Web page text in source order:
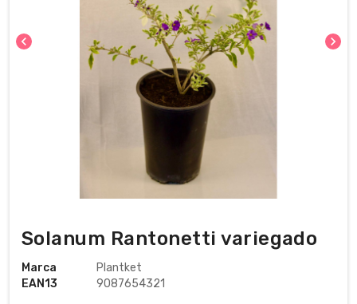
chevron_left chevron_right
Solanum Rantonetti variegado
Marca
Plantket
EAN13
9087654321